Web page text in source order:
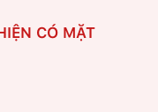
CÓ MẶT